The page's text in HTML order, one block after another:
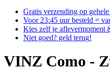
Gratis verzending op
Voor 23:45 uur besteld =
Kies zelfje aflevermoment
Niet goed? geld terug!
VINZ Como -